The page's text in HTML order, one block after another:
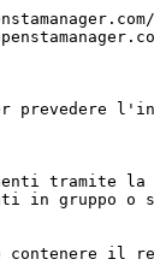
per
tramite la
in gruppo
il